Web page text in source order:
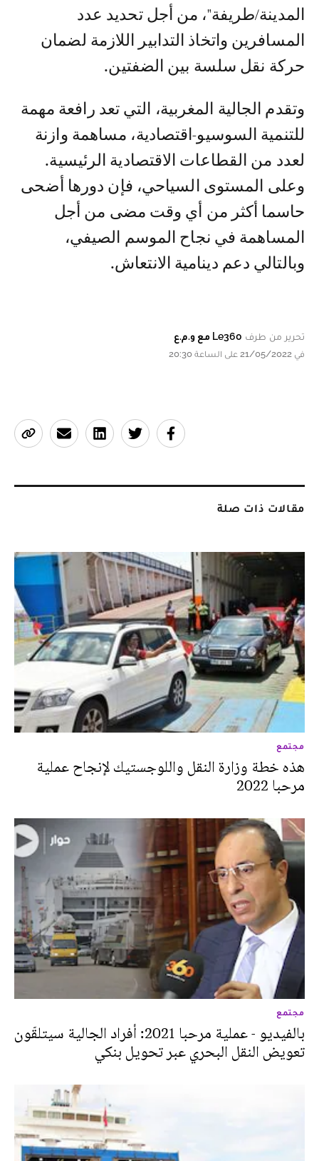
المدينة/طريفة"، من أجل تحديد عدد
المسافرين واتخاذ التدابير اللازمة لضمان
حركة نقل سلسة بين الضفتين.
وتقدم الجالية المغربية، التي تعد رافعة مهمة
للتنمية السوسيو-اقتصادية، مساهمة وازنة
لعدد من القطاعات الاقتصادية الرئيسية.
وعلى المستوى السياحي، فإن دورها أضحى
حاسما أكثر من أي وقت مضى من أجل
المساهمة في نجاح الموسم الصيفي،
وبالتالي دعم دينامية الانتعاش.
تحرير من طرف Le360 مع و.م.ع
في 21/05/2022 على الساعة 20:30
مقالات ذات صلة
مجتمع
هذه خطة وزارة النقل واللوجستيك لإنجاح عملية
مرحبا 2022
مجتمع
بالفيديو - عملية مرحبا 2021: أفراد الجالية سيتلقّون
تعويض النقل البحري عبر تحويل بنكي